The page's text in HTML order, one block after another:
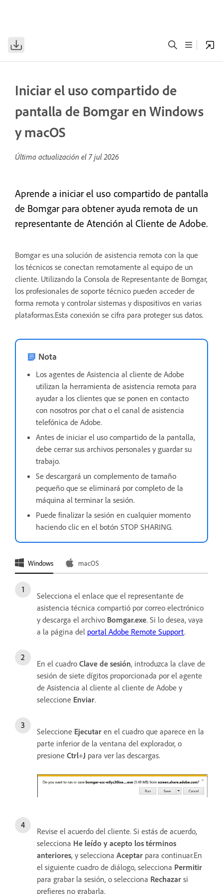
Iniciar el uso compartido de
pantalla de Bomgar en Windows
y macOS
Última actualización el 7 jul 2026
Aprende a iniciar el uso compartido de pantalla
de Bomgar para obtener ayuda remota de un
representante de Atención al Cliente de Adobe.
Bomgar es una solución de asistencia remota con la que
los técnicos se conectan remotamente al equipo de un
cliente. Utilizando la Consola de Representante de Bomgar,
los profesionales de soporte técnico pueden acceder de
forma remota y controlar sistemas y dispositivos en varias
plataformas.Esta conexión se cifra para proteger sus datos.
Nota
Los agentes de Asistencia al cliente de Adobe
utilizan la herramienta de asistencia remota para
ayudar a los clientes que se ponen en contacto
con nosotros por chat o el canal de asistencia
telefónica de Adobe.
Antes de iniciar el uso compartido de la pantalla,
debe cerrar sus archivos personales y guardar su
trabajo.
Se descargará un complemento de tamaño
pequeño que se eliminará por completo de la
máquina al terminar la sesión.
Puede finalizar la sesión en cualquier momento
haciendo clic en el botón STOP SHARING.
Windows macOS
Selecciona el enlace que el representante de
asistencia técnica compartió por correo electrónico
y descarga el archivo Bomgar.exe. Si lo desea, vaya
a la página del portal Adobe Remote Support.
En el cuadro Clave de sesión, introduzca la clave de
sesión de siete dígitos proporcionada por el agente
de Asistencia al cliente al cliente de Adobe y
seleccione Enviar.
Seleccione Ejecutar en el cuadro que aparece en la
parte inferior de la ventana del explorador, o
presione Ctrl+J para ver las descargas.
Revise el acuerdo del cliente. Si estás de acuerdo,
selecciona He leído y acepto los términos
anteriores, y selecciona Aceptar para continuar.En
el siguiente cuadro de diálogo, selecciona Permitir
para grabar la sesión, o selecciona Rechazar si
prefieres no grabarla.